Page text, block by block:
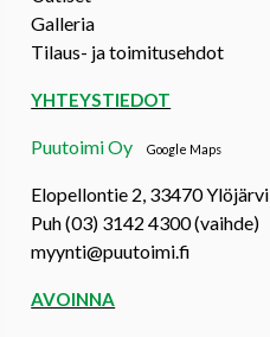
Galleria
Tilaus- ja toimitusehdot
YHTEYSTIEDOT
Puutoimi OyGoogle Maps
Elopellontie 2, 33470 Ylöjärvi
Puh (03) 3142 4300 (vaihde)
myynti@puutoimi.fi
AVOINNA